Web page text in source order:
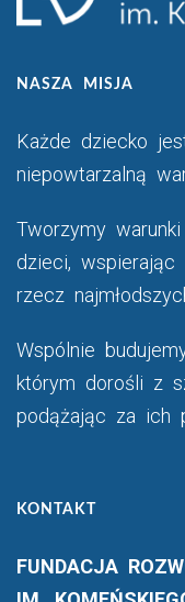
NASZA MISJA
Każde dziecko
niepowtarzalną
Tworzymy
dzieci,
rzecz
Wspólnie
którym dorośli z
podążając za ich
KONTAKT
FUNDACJA